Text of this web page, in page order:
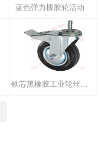
蓝色弹力橡胶轮活动
铁芯黑橡胶工业轮丝杆刹车